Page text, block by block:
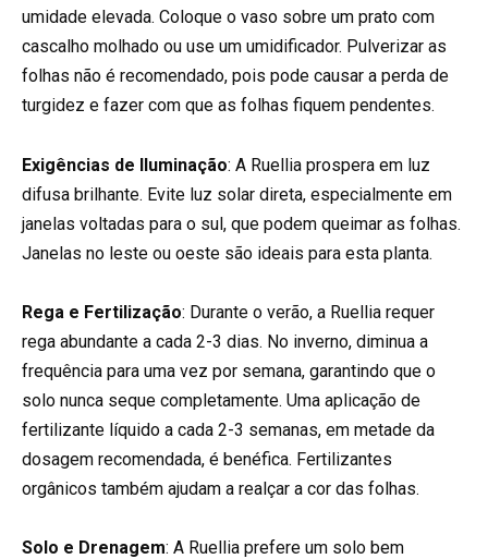
umidade elevada. Coloque o vaso sobre um prato com
cascalho molhado ou use um umidificador. Pulverizar as
folhas não é recomendado, pois pode causar a perda de
turgidez e fazer com que as folhas fiquem pendentes.
Exigências de Iluminação: A Ruellia prospera em luz
difusa brilhante. Evite luz solar direta, especialmente em
janelas voltadas para o sul, que podem queimar as folhas.
Janelas no leste ou oeste são ideais para esta planta.
Rega e Fertilização: Durante o verão, a Ruellia requer
rega abundante a cada 2-3 dias. No inverno, diminua a
frequência para uma vez por semana, garantindo que o
solo nunca seque completamente. Uma aplicação de
fertilizante líquido a cada 2-3 semanas, em metade da
dosagem recomendada, é benéfica. Fertilizantes
orgânicos também ajudam a realçar a cor das folhas.
Solo e Drenagem: A Ruellia prefere um solo bem